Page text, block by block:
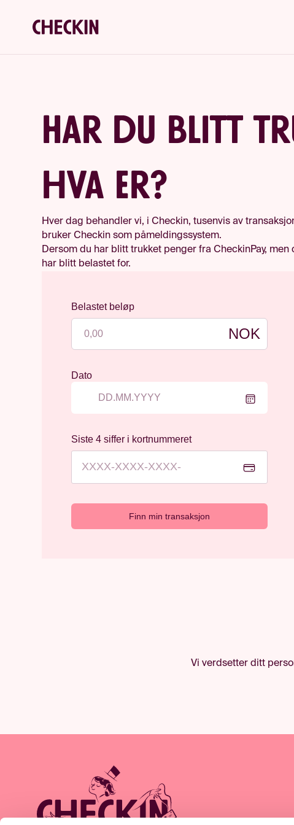
Har du blitt
hva er?
Hver dag behandler vi, i Checkin, tusenvis av
bruker Checkin som påmeldingssystem.
Dersom du har blitt trukket penger fra CheckinPay,
har blitt belastet for.
Belastet beløp
NOK
Dato
Siste 4 siffer i kortnummeret
XXXX-XXXX-XXXX-
Finn min transaksjon
Vi verdsetter ditt